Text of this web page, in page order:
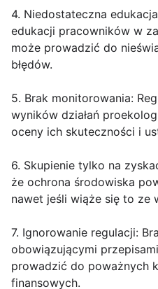
4. Niedostateczna
edukacji pracowników w
może prowadzić do
błędów.
5. Brak monitorowania:
wyników działań
oceny ich skuteczności i
6. Skupienie tylko na
że ochrona środowiska
nawet jeśli wiąże się to ze
7. Ignorowanie regulacji:
obowiązującymi
prowadzić do poważnych
finansowych.